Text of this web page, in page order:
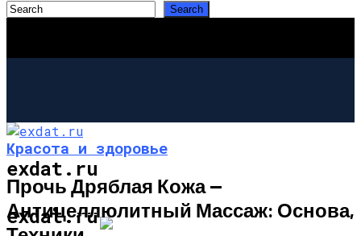
exdat.ru
exdat.ruСТРОИТЕЛЬСТВО И РЕМОНТ
Красота и здоровье
Прочь Дряблая Кожа —
Антицеллюлитный Массаж: Основа,